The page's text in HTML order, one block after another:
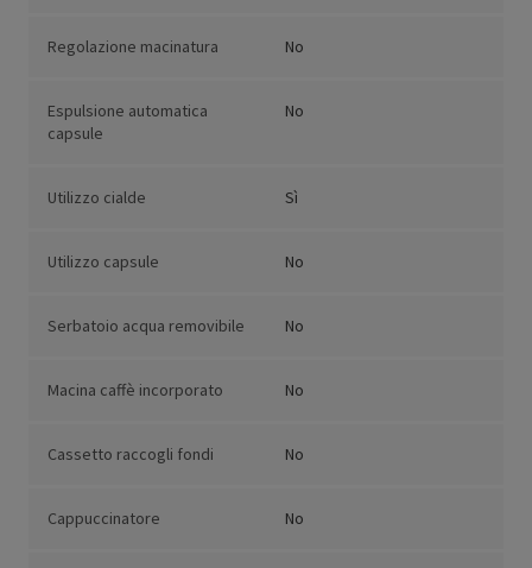
Regolazione macinatura No
Espulsione automatica
capsule
No
Utilizzo cialde Sì
Utilizzo capsule No
Serbatoio acqua removibile No
Macina caffè incorporato No
Cassetto raccogli fondi No
Cappuccinatore No